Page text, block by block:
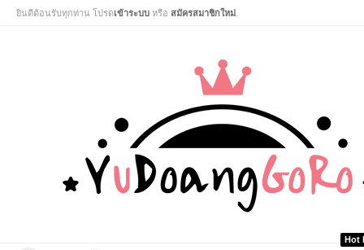
ยินดีต้อนรับทุกท่าน โปรดเข้าระบบ หรือ สมัครสมาชิกใหม่
Hot